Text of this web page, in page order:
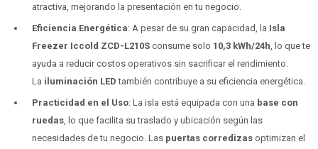
atractiva, mejorando la presentación en tu negocio.
Eficiencia Energética: A pesar de su gran capacidad, la Isla
Freezer Iccold ZCD-L210S consume solo 10,3 kWh/24h , lo que te
ayuda a reducir costos operativos sin sacrificar el rendimiento.
La iluminación LEDtambién contribuye a su eficiencia energética.
Practicidad en el Uso: La isla está equipada con una base con
ruedas , lo que facilita su traslado y ubicación según las
necesidades de tu negocio. Las puertas corredizas optimizan el